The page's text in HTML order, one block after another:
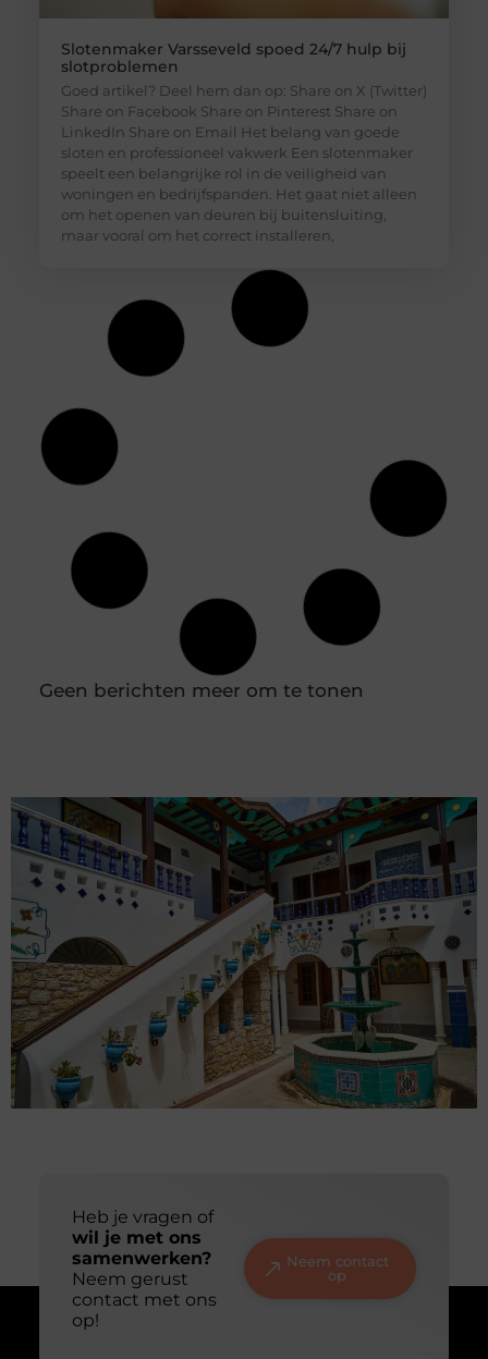
Slotenmaker Varsseveld spoed 24/7 hulp bij
slotproblemen
Goed artikel? Deel hem dan op: Share on X (Twitter)
Share on Facebook Share on Pinterest Share on
LinkedIn Share on Email Het belang van goede
sloten en professioneel vakwerk Een slotenmaker
speelt een belangrijke rol in de veiligheid van
woningen en bedrijfspanden. Het gaat niet alleen
om het openen van deuren bij buitensluiting,
maar vooral om het correct installeren,
Geen berichten meer om te tonen
Heb je vragen of
wil je met ons
samenwerken?
Neem gerust
contact met ons
op!
Neem contact
op